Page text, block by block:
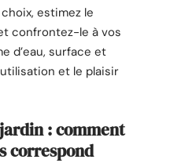
estimez le
confrontez-le à vos
d’eau, surface et
et le plaisir
: comment
correspond